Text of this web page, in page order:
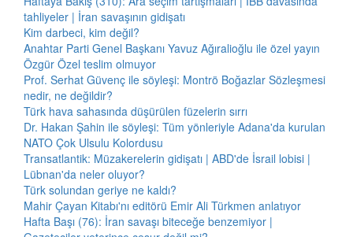
tahliyeler | İran savaşının gidişatı
Kim darbeci, kim değil?
Anahtar Parti Genel Başkanı Yavuz Ağıralioğlu ile özel yayın
Özgür Özel teslim olmuyor
Prof. Serhat Güvenç ile söyleşi: Montrö Boğazlar Sözleşmesi
nedir, ne değildir?
Türk hava sahasında düşürülen füzelerin sırrı
Dr. Hakan Şahin ile söyleşi: Tüm yönleriyle Adana'da kurulan
NATO Çok Ulsulu Kolordusu
Transatlantik: Müzakerelerin gidişatı | ABD'de İsrail lobisi |
Lübnan'da neler oluyor?
Türk solundan geriye ne kaldı?
Mahir Çayan Kitabı'nı editörü Emir Ali Türkmen anlatıyor
Hafta Başı (76): İran savaşı biteceğe benzemiyor |